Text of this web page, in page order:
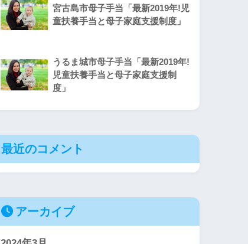
宮古島市母子手当「最新2019年!児
童扶養手当と母子家庭支援制度」
うるま城市母子手当「最新2019年!
児童扶養手当と母子家庭支援制
度」
最近のコメント
アーカイブ